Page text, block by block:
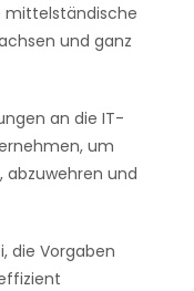
mittelständische
und ganz
an die IT-
um
abzuwehren und
die Vorgaben